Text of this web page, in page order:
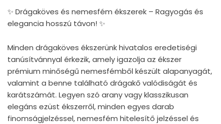
✨ Drágaköves és nemesfém ékszerek – Ragyogás és
elegancia hosszú távon! ✨
Minden drágaköves ékszerünk hivatalos eredetiségi
tanúsítvánnyal érkezik, amely igazolja az ékszer
prémium minőségű nemesfémből készült alapanyagát,
valamint a benne található drágakő valódiságát és
karátszámát. Legyen szó arany vagy klasszikusan
elegáns ezüst ékszerről, minden egyes darab
finomságjelzéssel, nemesfém hitelesítő jelzéssel és